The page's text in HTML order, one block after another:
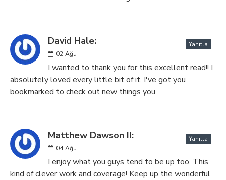
David Hale:
02 Ağu
Yanıtla
I wanted to thank you for this excellent read!! I
absolutely loved every little bit of it. I've got you
bookmarked to check out new things you
Matthew Dawson II:
04 Ağu
Yanıtla
I enjoy what you guys tend to be up too. This
kind of clever work and coverage! Keep up the wonderful